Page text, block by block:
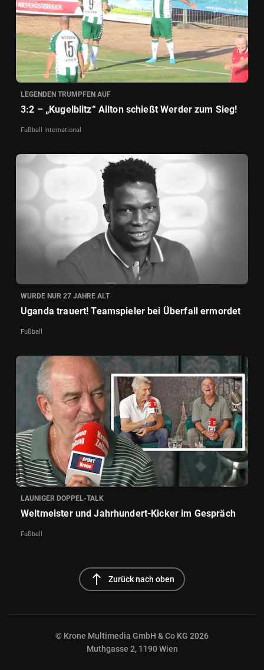
LEGENDEN TRUMPFEN AUF
3:2 – „Kugelblitz“ Ailton schießt Werder zum Sieg!
Fußball International
WURDE NUR 27 JAHRE ALT
Uganda trauert! Teamspieler bei Überfall ermordet
Fußball
LAUNIGER DOPPEL-TALK
Weltmeister und Jahrhundert-Kicker im Gespräch
Fußball
north Zurück nach oben
© Krone Multimedia GmbH & Co KG 2026
Muthgasse 2, 1190 Wien